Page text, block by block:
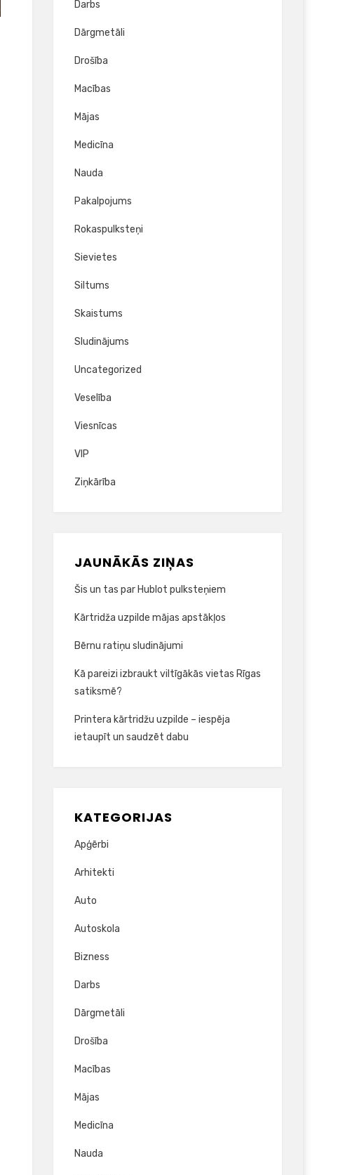
Darbs
Dārgmetāli
Drošība
Macības
Mājas
Medicīna
Nauda
Pakalpojums
Rokaspulksteņi
Sievietes
Siltums
Skaistums
Sludinājums
Uncategorized
Veselība
Viesnīcas
VIP
Ziņkārība
JAUNĀKĀS ZIŅAS
Šis un tas par Hublot pulksteņiem
Kārtridža uzpilde mājas apstākļos
Bērnu ratiņu sludinājumi
Kā pareizi izbraukt viltīgākās vietas Rīgas
satiksmē?
Printera kārtridžu uzpilde – iespēja
ietaupīt un saudzēt dabu
KATEGORIJAS
Apģērbi
Arhitekti
Auto
Autoskola
Bizness
Darbs
Dārgmetāli
Drošība
Macības
Mājas
Medicīna
Nauda